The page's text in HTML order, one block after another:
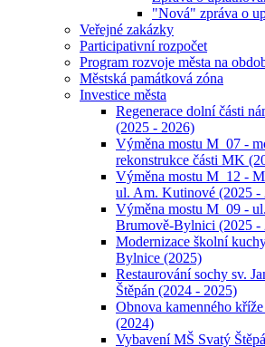
"Nová" zpráva o
Veřejné zakázky
Participativní rozpočet
Program rozvoje města na
Městská památková zóna
Investice města
Regenerace dolní části
(2025 - 2026)
Výměna mostu M_07 -
rekonstrukce části MK
Výměna mostu M_12 -
ul. Am. Kutinové (2025 -
Výměna mostu M_09 -
Brumově-Bylnici (2025 -
Modernizace školní
Bylnice (2025)
Restaurování sochy sv.
Štěpán (2024 - 2025)
Obnova kamenného
(2024)
Vybavení MŠ Svatý